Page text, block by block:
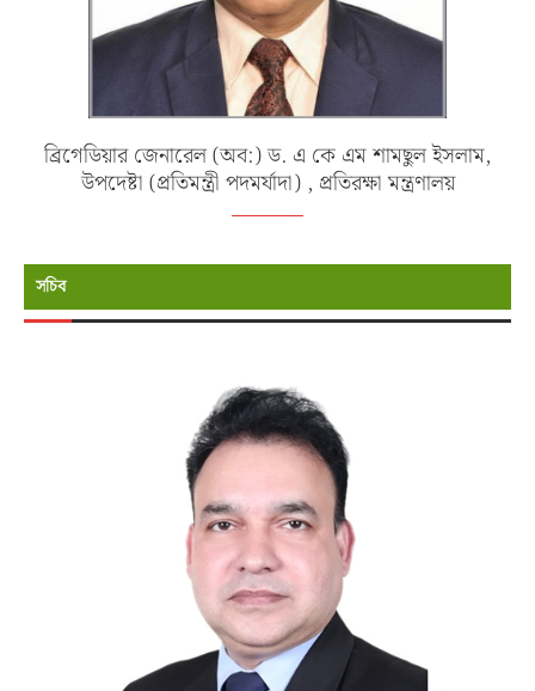
ব্রিগেডিয়ার জেনারেল (অব:) ড. এ কে এম শামছুল ইসলাম,
উপদেষ্টা (প্রতিমন্ত্রী পদমর্যাদা) , প্রতিরক্ষা মন্ত্রণালয়
সচিব